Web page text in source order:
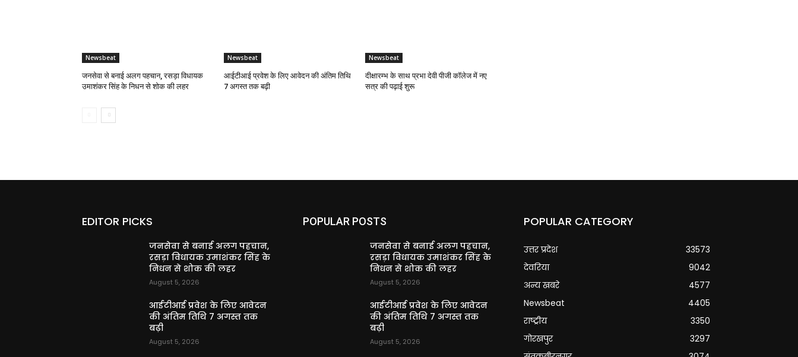
Newsbeat
जनसेवा से बनाई अलग पहचान, रसड़ा विधायक
उमाशंकर सिंह के निधन से शोक की लहर
Newsbeat
आईटीआई प्रवेश के लिए आवेदन की अंतिम तिथि
7 अगस्त तक बढ़ी
Newsbeat
दीक्षारम्भ के साथ प्रभा देवी पीजी कॉलेज में नए
सत्र की पढ़ाई शुरू
EDITOR PICKS
जनसेवा से बनाई अलग पहचान,
रसड़ा विधायक उमाशंकर सिंह के
निधन से शोक की लहर
August 5, 2026
आईटीआई प्रवेश के लिए आवेदन
की अंतिम तिथि 7 अगस्त तक
बढ़ी
August 5, 2026
POPULAR POSTS
जनसेवा से बनाई अलग पहचान,
रसड़ा विधायक उमाशंकर सिंह के
निधन से शोक की लहर
August 5, 2026
आईटीआई प्रवेश के लिए आवेदन
की अंतिम तिथि 7 अगस्त तक
बढ़ी
August 5, 2026
POPULAR CATEGORY
उत्तर प्रदेश
33573
देवरिया
9042
अन्य खबरे
4577
Newsbeat
4405
राष्ट्रीय
3350
गोरखपुर
3297